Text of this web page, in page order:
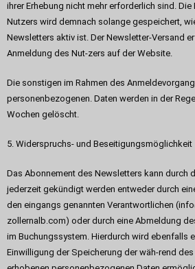
ihrer Erhebung nicht mehr erforderlich sind. Die
Nutzers wird demnach solange gespeichert,
Newsletters aktiv ist. Der Newsletter-Versand
Anmeldung des Nut-zers auf der Website.
Die sonstigen im Rahmen des
personenbezogenen. Daten werden in der
Wochen gelöscht.
5. Widerspruchs- und Beseitigungsmöglichkeit
Das Abonnement des Newsletters kann durch
jederzeit gekündigt werden entweder durch
den eingangs genannten Verantwortlichen
zollernalb.com) oder durch eine Abmeldung
im Buchungssystem. Hierdurch wird ebenfalls
Einwilligung der Speicherung der wäh-rend